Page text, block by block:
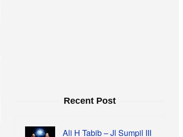
Recent Post
Ali H Tabib – Jl Sumpil III